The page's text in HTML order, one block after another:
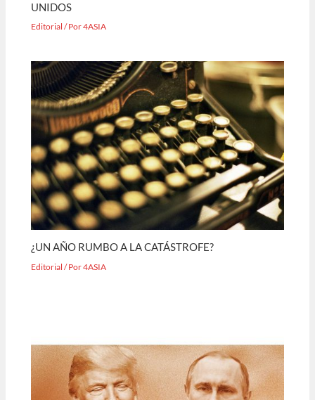
UNIDOS
Editorial / Por4ASIA
¿UN AÑO RUMBO A LA CATÁSTROFE?
Editorial / Por4ASIA